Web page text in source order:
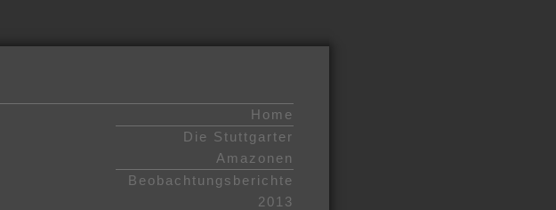
Home
Die Stuttgarter
Amazonen
Beobachtungsberichte
2013